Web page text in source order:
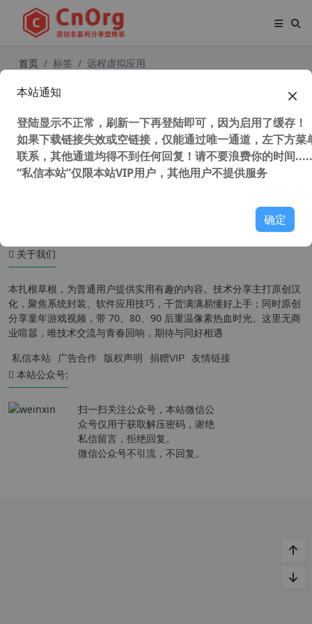
首页 标签 远程虚拟应用
独家汉化 RemoteApp Tool v6.1 中文
本地电脑运行远程电脑上的软件 无边
界办公 远程虚拟应用
关于我们
本扎根草根，为普通用户提供实用有趣的内容。技术分享主打原创汉
化，聚焦系统封装、软件应用技巧，干货满满易懂好上手；同时原创
分享童年游戏视频，带 70、80、90 后重温像素热血时光。这里无商
业喧嚣，唯技术交流与青春回响，期待与同好相遇
私信本站 广告合作 版权声明 捐赠VIP 友情链接
本站公众号:
扫一扫关注公众号，本站微信公
众号仅用于获取解压密码，谢绝
私信留言，拒绝回复。
微信公众号不引流，不回复。
本站通知
登陆显示不正常，刷新一下再登陆即可，因为启用了缓存！
如果下载链接失效或空链接，仅能通过唯一通道，左下方菜
联系，其他通道均得不到任何回复！请不要浪费你的时间
“私信本站”仅限本站VIP用户，其他用户不提供服务
确定